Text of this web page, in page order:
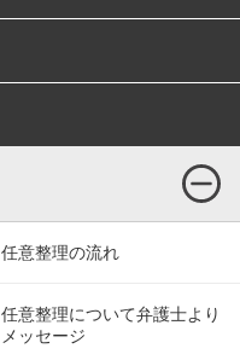
任意整理の流れ
任意整理について弁護士より
メッセージ